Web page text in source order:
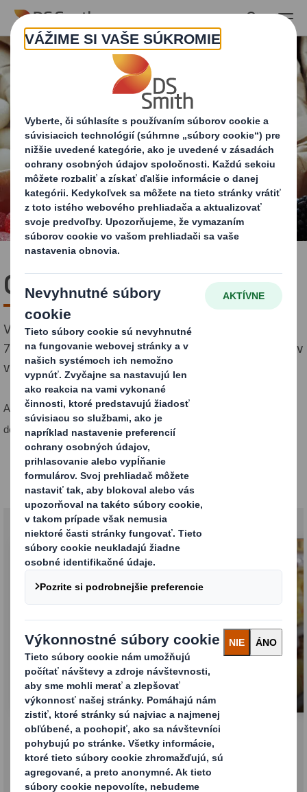
Skip to main content
Cukrovinky
V rámci cukroviniek existujú jasné štúdie, že viac ako
70% nákupných rozhodnutí sa robí na základe impulzov
v obchode.
Ak chcete byť v tomto segmente úspešní, potrebujete obal, ktorý
dostane váš produkt na policu a zároveň zaujme spotrebiteľa.
Balenie cukroviniek
POS stojany